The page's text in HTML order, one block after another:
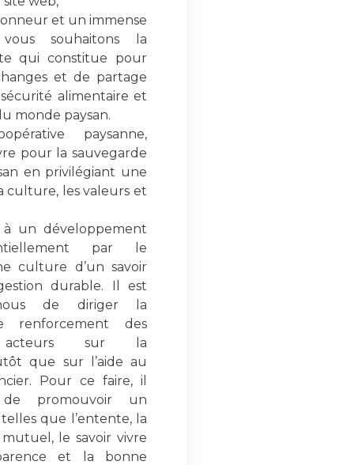
et un immense
souhaitons la
qui constitue pour
et de partage
alimentaire et
monde paysan.
paysanne,
pour la sauvegarde
en privilégiant une
culture, les valeurs et
un développement
par le
culture d’un savoir
durable. Il est
de diriger la
renforcement des
acteurs sur la
que sur l’aide au
Pour ce faire, il
de promouvoir un
que l’entente, la
le savoir vivre
et la bonne